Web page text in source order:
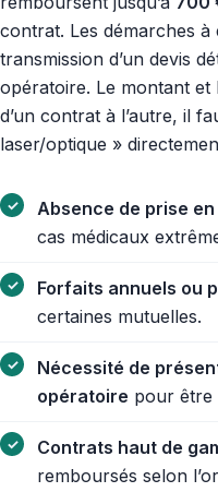
contrat. Les démarches
transmission d’un devis
opératoire. Le montant
d’un contrat à l’autre, il
laser/optique »
Absence de prise
cas médicaux
Forfaits annuels ou
certaines mutuelles.
Nécessité de
opératoire pour être
Contrats haut de
remboursés selon